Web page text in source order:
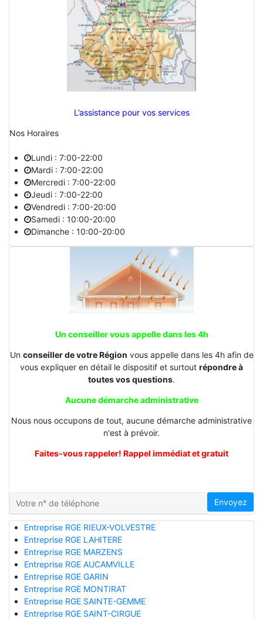
L’assistance pour vos services
Nos Horaires
Lundi : 7:00-22:00
Mardi : 7:00-22:00
Mercredi : 7:00-22:00
Jeudi : 7:00-22:00
Vendredi : 7:00-20:00
Samedi : 10:00-20:00
Dimanche : 10:00-20:00
Un conseiller vous appelle dans les 4h
Un conseiller de votre Région vous appelle dans les 4h afin de
vous expliquer en détail le dispositif et surtout répondre à
toutes vos questions.
Aucune démarche administrative
Nous nous occupons de tout, aucune démarche administrative
n'est à prévoir.
Faites-vous rappeler! Rappel immédiat et gratuit
Envoyez
Entreprise RGE RIEUX-VOLVESTRE
Entreprise RGE LAHITERE
Entreprise RGE MARZENS
Entreprise RGE AUCAMVILLE
Entreprise RGE GARIN
Entreprise RGE MONTIRAT
Entreprise RGE SAINTE-GEMME
Entreprise RGE SAINT-CIRGUE